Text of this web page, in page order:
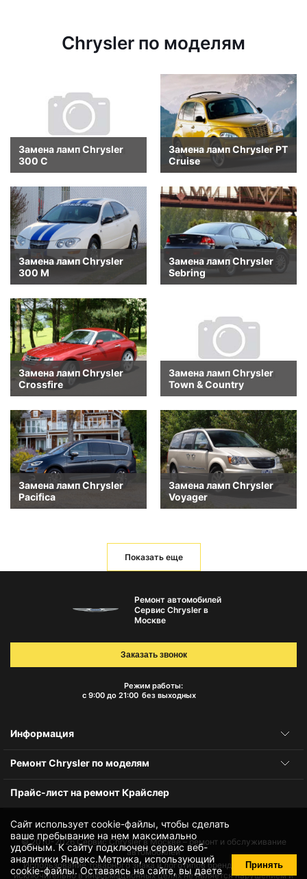
Chrysler по моделям
Замена ламп Chrysler
300 C
Замена ламп Chrysler PT
Cruise
Замена ламп Chrysler
300 M
Замена ламп Chrysler
Sebring
Замена ламп Chrysler
Crossfire
Замена ламп Chrysler
Town & Country
Замена ламп Chrysler
Pacifica
Замена ламп Chrysler
Voyager
Показать еще
Сайт использует cookie-файлы, чтобы сделать
ваше пребывание на нем максимально
удобным. К cайту подключен сервис веб-
аналитики Яндекс.Метрика, использующий
cookie-файлы. Оставаясь на сайте, вы даете
Принять
Ремонт автомобилей
Сервис Chrysler в
Москве
Режим работы:
с 9:00 до 21:00 без выходных
Заказать звонок
Информация
Ремонт Chrysler по моделям
Прайс-лист на ремонт Крайслер
© 2010-2026Сервис Chrysler в Москве – ремонт и обслуживание
автомобилей
Использование товарного знака и логотипов бренда происходит
исключительно в информационных целях не является нарушением и